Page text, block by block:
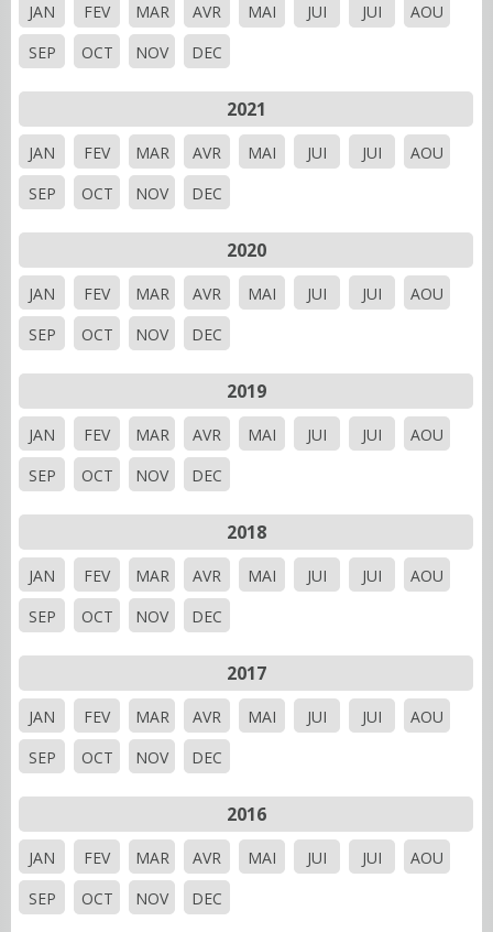
JAN FEV MAR AVR MAI JUI JUI
AOU
SEP
OCT NOV DEC
2021
JAN FEV MAR AVR MAI JUI JUI
AOU
SEP
OCT NOV DEC
2020
JAN FEV MAR AVR MAI JUI JUI
AOU
SEP
OCT NOV DEC
2019
JAN FEV MAR AVR MAI JUI JUI
AOU
SEP
OCT NOV DEC
2018
JAN FEV MAR AVR MAI JUI JUI
AOU
SEP
OCT NOV DEC
2017
JAN FEV MAR AVR MAI JUI JUI
AOU
SEP
OCT NOV DEC
2016
JAN FEV MAR AVR MAI JUI JUI
AOU
SEP
OCT NOV DEC